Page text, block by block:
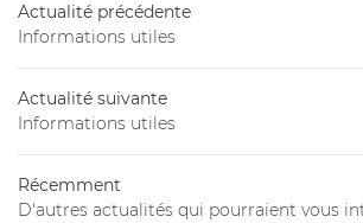
Tir
Avis
Contact
Actualité précédente
Informations utiles
Actualité suivante
Informations utiles
Récemment
D'autres actualités qui pourraient vous